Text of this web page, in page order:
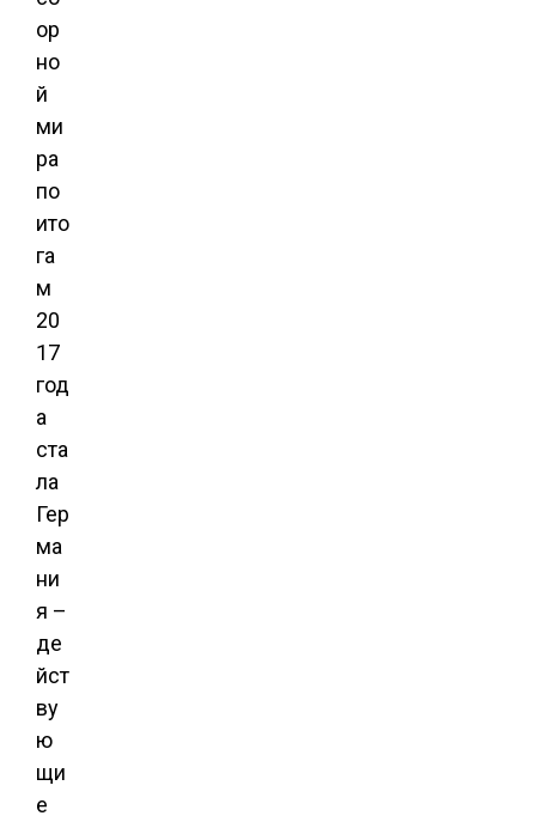
ор
но
й
ми
ра
по
ито
га
м
20
17
год
а
ста
ла
Гер
ма
ни
я –
де
йст
ву
ю
щи
е